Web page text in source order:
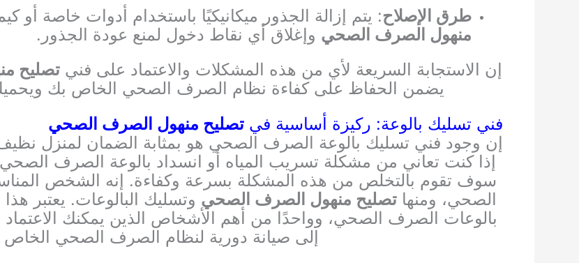
طرق الإصلاح: يتم إزالة الجذور ميكانيكيًا باستخدام أدوات خاصة أو
منهول الصرف الصحي وإغلاق أي نقاط دخول لمنع عودة الجذور.
إن الاستجابة السريعة لأي من هذه المشكلات والاعتماد على فنيتصليح
يضمن الحفاظ على كفاءة نظام الصرف الصحي الخاص بك
فني تسليك بالوعة: ركيزة أساسية في تصليح منهول الصرف الصحي
إن وجود فني تسليك بالوعة الصرف الصحي هو بمثابة الضمان لمنزل
إذا كنت تعاني من مشكلة تسريب المياه أو انسداد بالوعة الصرف
سوف تقوم بالتخلص من هذه المشكلة بسرعة وكفاءة. إنه الشخص
الصحي، ومنهاتصليح منهول الصرف الصحي وتسليك البالوعات. يعتبر
بالوعات الصرف الصحي، وواحدًا من أهم الأشخاص الذين يمكنك الاعتماد
إلى صيانة دورية لنظام الصرف الصحي